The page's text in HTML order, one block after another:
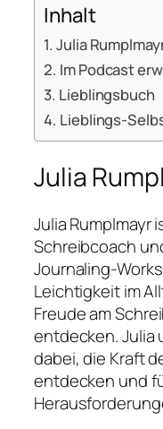
Inhalt
Julia
Im Podcast
Lieblingsbuch
Lieblings-
Julia
Julia Rumplmayr
Schreibcoach
Journaling-
Leichtigkeit im
Freude am
entdecken.
dabei, die Kraft
entdecken und